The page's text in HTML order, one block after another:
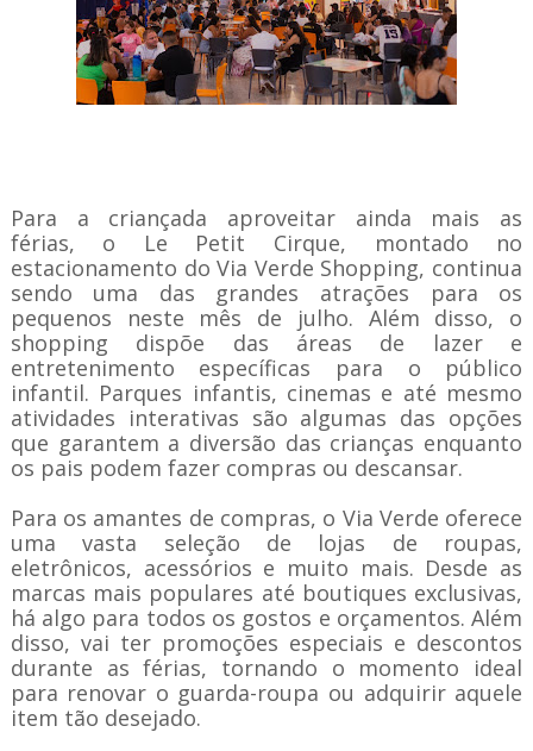
Para a criançada aproveitar ainda mais as
férias, o Le Petit Cirque, montado no
estacionamento do Via Verde Shopping, continua
sendo uma das grandes atrações para os
pequenos neste mês de julho. Além disso, o
shopping dispõe das áreas de lazer e
entretenimento específicas para o público
infantil. Parques infantis, cinemas e até mesmo
atividades interativas são algumas das opções
que garantem a diversão das crianças enquanto
os pais podem fazer compras ou descansar.
Para os amantes de compras, o Via Verde oferece
uma vasta seleção de lojas de roupas,
eletrônicos, acessórios e muito mais. Desde as
marcas mais populares até boutiques exclusivas,
há algo para todos os gostos e orçamentos. Além
disso, vai terpromoções especiais e descontos
durante as férias, tornando o momento ideal
para renovar o guarda-roupa ou adquirir aquele
item tão desejado.